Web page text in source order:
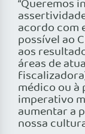
“Queremos
acordo com
possível ao
aos
áreas de
médico ou à
imperativo
aumentar a
nossa